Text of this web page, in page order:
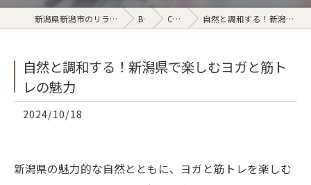
新潟県新潟市のリラクゼーションならSukhairo Blog Column 自然と調和する！新潟県で楽しむヨガと筋トレの魅力
自然と調和する！新潟県で楽しむヨガと筋ト
レの魅力
2024/10/18
新潟県の魅力的な自然とともに、ヨガと筋トレを楽しむ